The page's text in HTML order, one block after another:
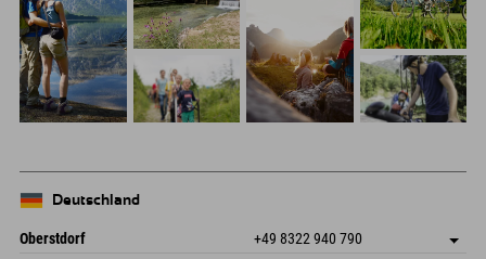
Deutschland
Oberstdorf +49 8322 940 790